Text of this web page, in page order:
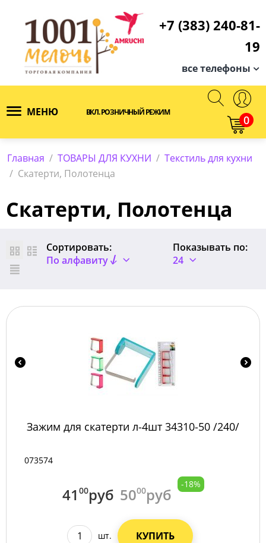
+7 (383) 240-81-
19
все телефоны
МЕНЮ ВКЛ. РОЗНИЧНЫЙ РЕЖИМ
0
Главная / ТОВАРЫ ДЛЯ КУХНИ / Текстиль для кухни
/ Скатерти, Полотенца
Скатерти, Полотенца
Сортировать:
По алфавиту
Показывать по:
24
Зажим для скатерти л-4шт 34310-50 /240/
073574
41 00руб 5000руб
-18%
шт. КУПИТЬ